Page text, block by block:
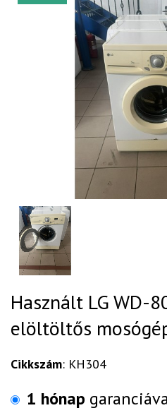
Használt LG WD-
elöltöltős
Cikkszám: KH304
1 hónap